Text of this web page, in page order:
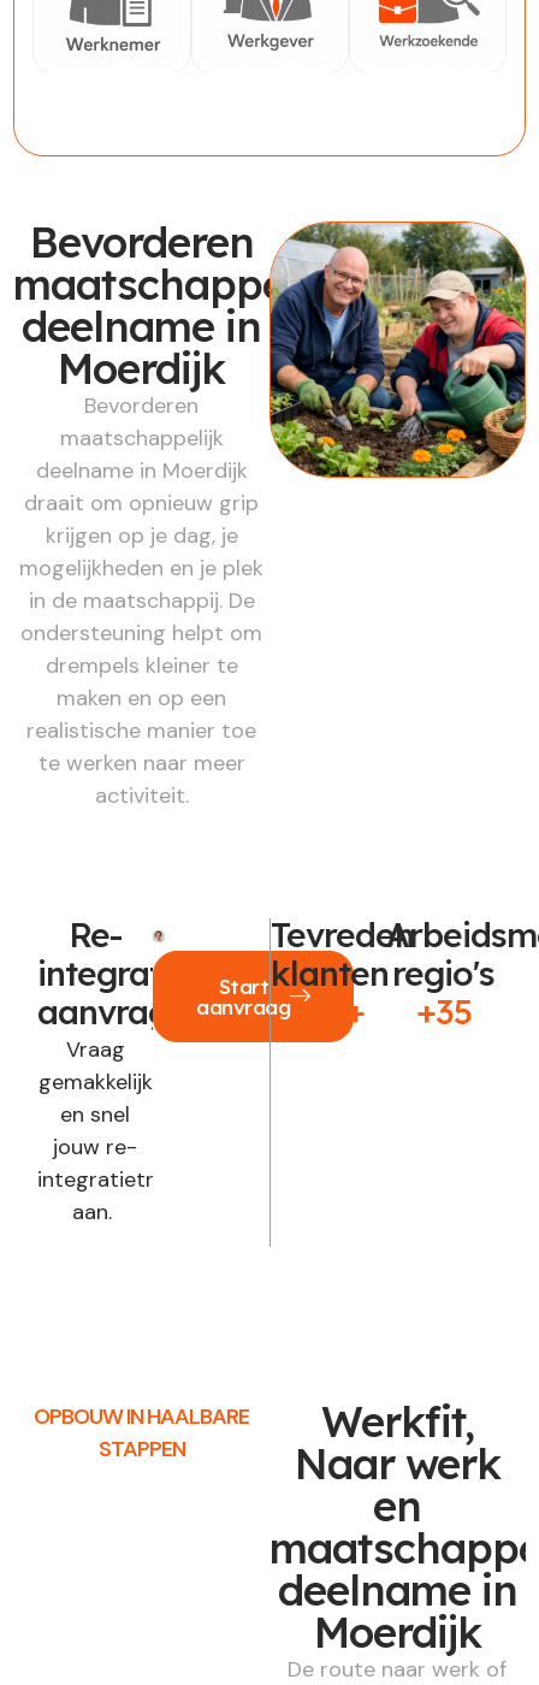
Bevorderen
maatschappelijk
deelname in
Moerdijk
Bevorderen
maatschappelijk
deelname in Moerdijk
draait om opnieuw grip
krijgen op je dag, je
mogelijkheden en je plek
in de maatschappij. De
ondersteuning helpt om
drempels kleiner te
maken en op een
realistische manier toe
te werken naar meer
activiteit.
Re-
integratie
aanvragen?
Vraag
gemakkelijk
en snel
jouw re-
integratietraject
aan.
Start
aanvraag
Tevreden
klanten
250+
regio's
+35
OPBOUW IN HAALBARE
STAPPEN
Werkfit,
Naar werk
en
deelname in
Moerdijk
De route naar werk of